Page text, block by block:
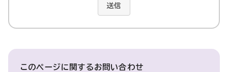
送信
このページに関するお問い合わせ